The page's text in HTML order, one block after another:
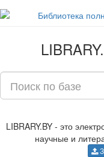
LIBRARY.BY - это
научные и